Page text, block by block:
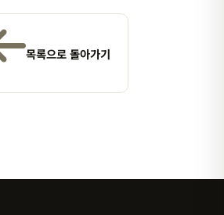
목록으로 돌아가기